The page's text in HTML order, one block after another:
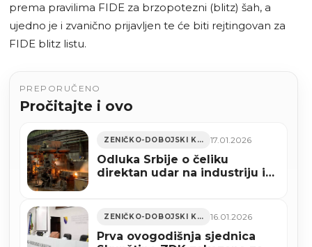
prema pravilima FIDE za brzopotezni (blitz) šah, a
ujedno je i zvanično prijavljen te će biti rejtingovan za
FIDE blitz listu.
PREPORUČENO
Pročitajte i ovo
ZENIČKO-DOBOJSKI KANTON 17.01.2026
Odluka Srbije o čeliku
direktan udar na industriju i
ZENIČKO-DOBOJSKI KANTON 16.01.2026
Prva ovogodišnja sjednica